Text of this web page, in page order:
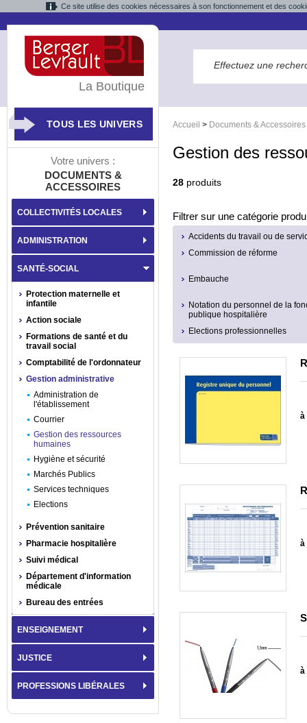
Ce site utilise des cookies nécessaires à son fonctionnement et des
Accueil > Documents & Accessoires
Gestion des
28 produits
Filtrer sur une catégorie
Accidents du travail ou de
Commission de réforme
Embauche
Notation du personnel de la
publique hospitalière
Elections professionnelles
à
à
à
La Boutique
TOUS LES UNIVERS
Votre univers :
DOCUMENTS &
ACCESSOIRES
COLLECTIVITÉS LOCALES
ADMINISTRATION
SANTÉ-SOCIAL
Protection maternelle et
infantile
Action sociale
Formations de santé et du
travail social
Comptabilité de l'ordonnateur
Gestion administrative
Administration de
l'établissement
Courrier
Gestion des ressources
humaines
Hygiène et sécurité
Marchés Publics
Services techniques
Elections
Prévention sanitaire
Pharmacie hospitalière
Suivi médical
Département d'information
médicale
Bureau des entrées
ENSEIGNEMENT
JUSTICE
PROFESSIONS LIBÉRALES